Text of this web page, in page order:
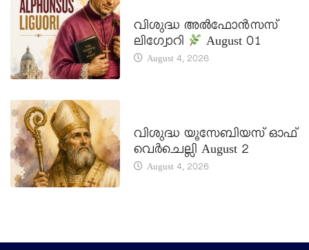
വിശുദ്ധ അൽഫോൻസസ്
ലിഗ്വോറി
August 01
August 4, 2026
വിശുദ്ധ യൂസേബിയസ് ഓഫ്
വെർചെല്ലി August 2
August 4, 2026